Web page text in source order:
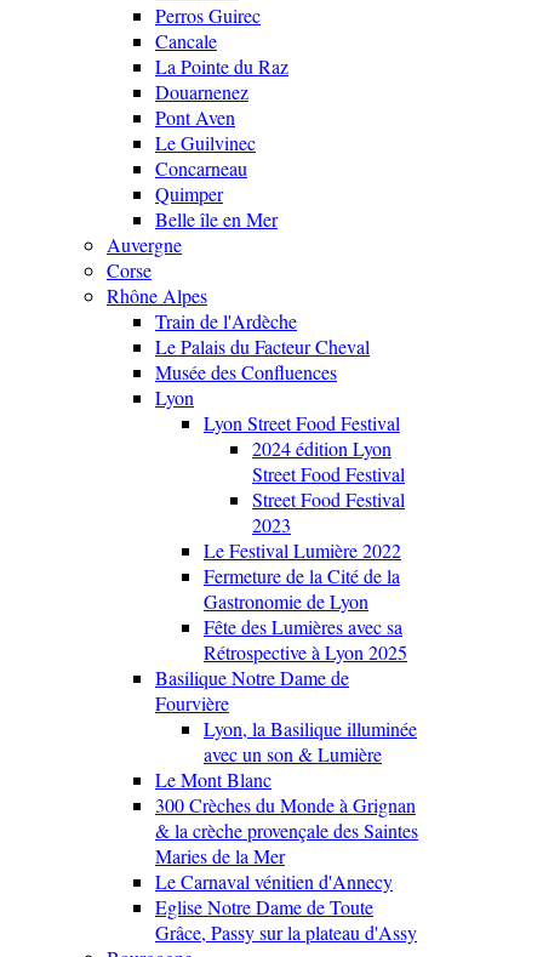
Perros Guirec
Cancale
La Pointe du Raz
Douarnenez
Pont Aven
Le Guilvinec
Concarneau
Quimper
Belle île en Mer
Auvergne
Corse
Rhône Alpes
Train de l'Ardèche
Le Palais du Facteur Cheval
Musée des Confluences
Lyon
Lyon Street Food Festival
2024 édition Lyon
Street Food Festival
Street Food Festival
2023
Le Festival Lumière 2022
Fermeture de la Cité de la
Gastronomie de Lyon
Fête des Lumières avec sa
Rétrospective à Lyon 2025
Basilique Notre Dame de
Fourvière
Lyon, la Basilique illuminée
avec un son & Lumière
Le Mont Blanc
300 Crèches du Monde à Grignan
& la crèche provençale des Saintes
Maries de la Mer
Le Carnaval vénitien d'Annecy
Eglise Notre Dame de Toute
Grâce, Passy sur la plateau d'Assy